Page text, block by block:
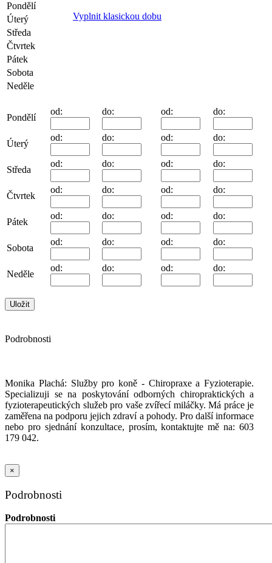
Pondělí
Úterý
Středa
Čtvrtek
Pátek
Sobota
Neděle
Vyplnit klasickou dobu
Pondělí
od: do: od: do:
Úterý
od: do: od: do:
Středa
od: do: od: do:
Čtvrtek
od: do: od: do:
Pátek
od: do: od: do:
Sobota
od: do: od: do:
Neděle
od: do: od: do:
Podrobnosti
Monika Plachá: Služby pro koně - Chiropraxe a Fyzioterapie.
Specializuji se na poskytování odborných chiropraktických a
fyzioterapeutických služeb pro vaše zvířecí miláčky. Má práce je
zaměřena na podporu jejich zdraví a pohody. Pro další informace
nebo pro sjednání konzultace, prosím, kontaktujte mě na: 603
179 042.
×
Podrobnosti
Podrobnosti